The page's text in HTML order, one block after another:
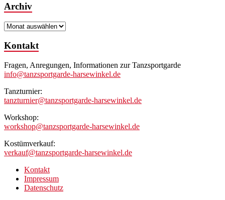
Archiv
Archiv
Kontakt
Fragen, Anregungen, Informationen zur Tanzsportgarde
info@tanzsportgarde-harsewinkel.de
Tanzturnier:
tanzturnier@tanzsportgarde-harsewinkel.de
Workshop:
workshop@tanzsportgarde-harsewinkel.de
Kostümverkauf:
verkauf@tanzsportgarde-harsewinkel.de
Kontakt
Impressum
Datenschutz